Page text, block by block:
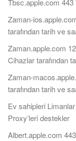
Tbsc.apple.com
Zaman-
tarafından tarih ve
Zaman.apple.com
Cihazlar tarafından
Zaman-
tarafından tarih ve
Ev sahipleri
Proxy’leri destekler
Albert.apple.com